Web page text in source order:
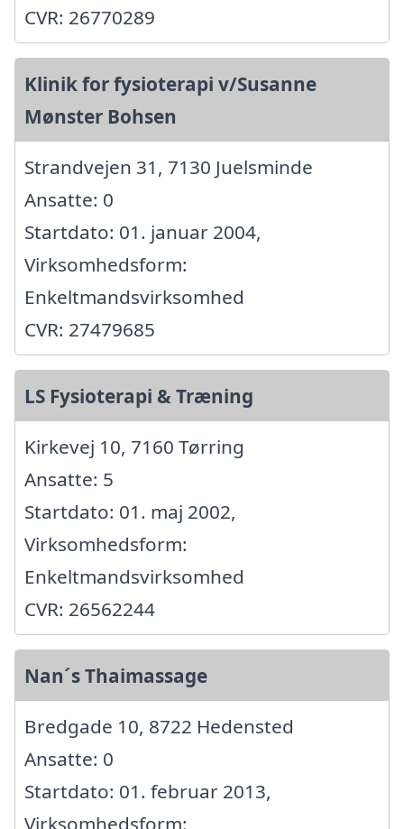
CVR: 26770289
Klinik for fysioterapi v/Susanne
Mønster Bohsen
Strandvejen 31, 7130 Juelsminde
Ansatte: 0
Startdato: 01. januar 2004,
Virksomhedsform:
Enkeltmandsvirksomhed
CVR: 27479685
LS Fysioterapi & Træning
Kirkevej 10, 7160 Tørring
Ansatte: 5
Startdato: 01. maj 2002,
Virksomhedsform:
Enkeltmandsvirksomhed
CVR: 26562244
Nan´s Thaimassage
Bredgade 10, 8722 Hedensted
Ansatte: 0
Startdato: 01. februar 2013,
Virksomhedsform: